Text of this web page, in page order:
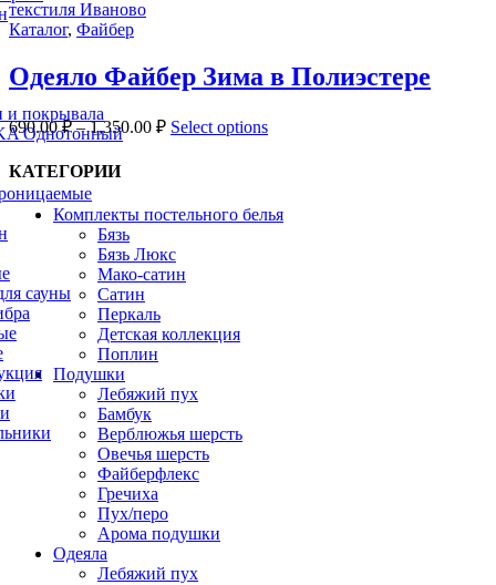
покрывала
Однотонный
сауны
Каталог, Файбер
Одеяло Файбер Зима в Полиэстере
690.00₽–1,350.00 ₽ Select options
КАТЕГОРИИ
Комплекты постельного белья
Бязь
Бязь Люкс
Мако-сатин
Сатин
Перкаль
Детская коллекция
Поплин
Подушки
Лебяжий пух
Бамбук
Верблюжья шерсть
Овечья шерсть
Файберфлекс
Гречиха
Пух/перо
Арома подушки
Одеяла
Лебяжий пух